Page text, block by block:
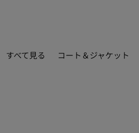
ーバリーのハウスシンボルをフィ
すべて見る コート＆ジャケット